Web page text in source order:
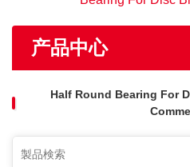
产品中心
Half Round Bearing For